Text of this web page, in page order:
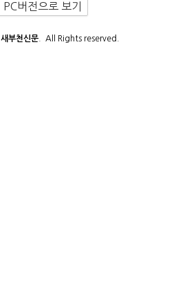
PC버전으로 보기
새부천신문. All Rights reserved.